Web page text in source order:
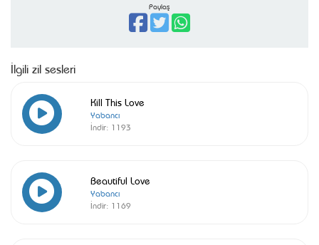
Paylaş
İlgili zil sesleri
Kill This Love
Yabancı
İndir: 1193
Beautiful Love
Yabancı
İndir: 1169